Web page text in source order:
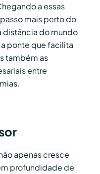
a essas
mais perto do
distância do mundo
ponte que facilita
também as
entre
apenas cresce
profundidade de